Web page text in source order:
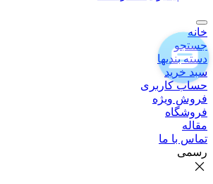
خانه
جستجو
دسته بندیها
سبد خرید
حساب کاربری
فروش ویژه
فروشگاه
مقاله
تماس با ما
رسمی